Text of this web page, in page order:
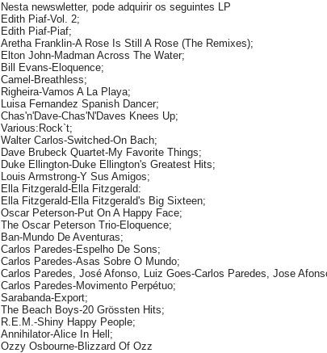
Nesta newswletter, pode adquirir os seguintes LP
Edith Piaf-Vol. 2;
Edith Piaf-Piaf;
Aretha Franklin-A Rose Is Still A Rose (The Remixes);
Elton John-Madman Across The Water;
Bill Evans-Eloquence;
Camel-Breathless;
Righeira-Vamos A La Playa;
Luisa Fernandez Spanish Dancer;
Chas'n'Dave-Chas'N'Daves Knees Up;
Various:Rock`t;
Walter Carlos-Switched-On Bach;
Dave Brubeck Quartet-My Favorite Things;
Duke Ellington-Duke Ellington's Greatest Hits;
Louis Armstrong-Y Sus Amigos;
Ella Fitzgerald-Ella Fitzgerald:
Ella Fitzgerald-Ella Fitzgerald's Big Sixteen;
Oscar Peterson-Put On A Happy Face;
The Oscar Peterson Trio-Eloquence;
Ban-Mundo De Aventuras;
Carlos Paredes-Espelho De Sons;
Carlos Paredes-Asas Sobre O Mundo;
Carlos Paredes, José Afonso, Luiz Goes-Carlos Paredes, Jose
Carlos Paredes-Movimento Perpétuo;
Sarabanda-Export;
The Beach Boys-20 Grössten Hits;
R.E.M.-Shiny Happy People;
Annihilator-Alice In Hell;
Ozzy Osbourne-Blizzard Of Ozz